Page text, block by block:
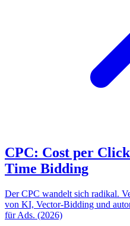
CPC: Cost per
Time Bidding
Der CPC wandelt sich radikal.
von KI, Vector-Bidding und
für Ads. (2026)